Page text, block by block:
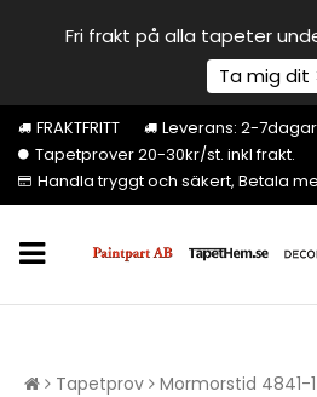
Fri frakt på alla tapeter
Ta mig dit
FRAKTFRITT
Leverans: 2-7dagar
Tapetprover 20-30kr/st. inkl frakt.
Handla tryggt och säkert, Betala
Tapetprov Mormorstid 4841-